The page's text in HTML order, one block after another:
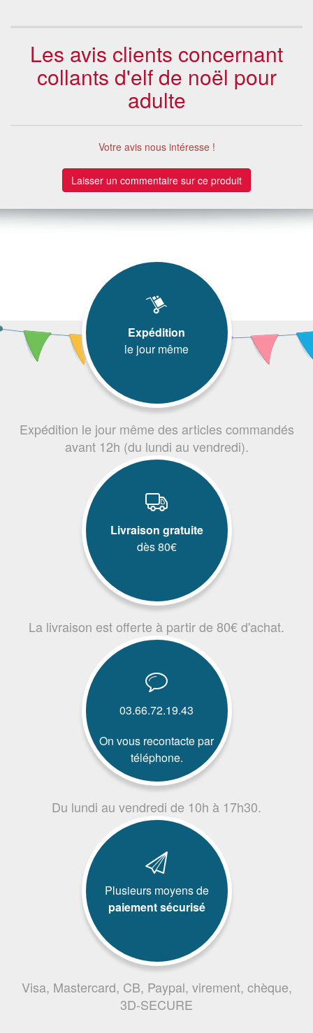
Les avis clients concernant
collants d'elf de noël pour
adulte
Votre avis nous intéresse !
Laisser un commentaire sur ce produit
Expédition
le jour même
Expédition le jour même des articles commandés
avant 12h (du lundi au vendredi).
Livraison gratuite
dès 80€
La livraison est offerte à partir de 80€ d'achat.
03.66.72.19.43
On vous recontacte par
téléphone.
Du lundi au vendredi de 10h à 17h30.
Plusieurs moyens de
paiement sécurisé
Visa, Mastercard, CB, Paypal, virement, chèque,
3D-SECURE